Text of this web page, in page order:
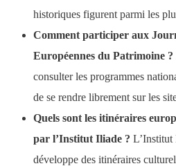
historiques figurent parmi les
Comment participer aux
Européennes du Patrimoine ?
consulter les programmes
de se rendre librement sur les
Quels sont les itinéraires
par l’Institut Iliade ? L’Institut
développe des itinéraires